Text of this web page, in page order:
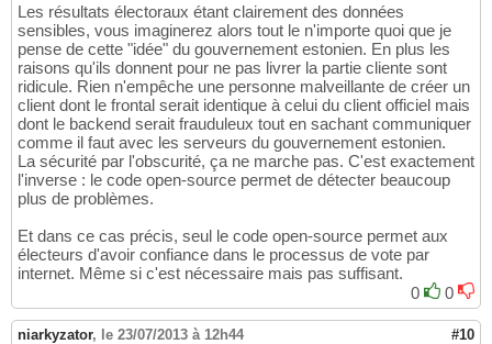
Les résultats électoraux étant clairement des données
sensibles, vous imaginerez alors tout le n'importe quoi que je
pense de cette "idée" du gouvernement estonien. En plus les
raisons qu'ils donnent pour ne pas livrer la partie cliente sont
ridicule. Rien n'empêche une personne malveillante de créer un
client dont le frontal serait identique à celui du client officiel mais
dont le backend serait frauduleux tout en sachant communiquer
comme il faut avec les serveurs du gouvernement estonien.
La sécurité par l'obscurité, ça ne marche pas. C'est exactement
l'inverse : le code open-source permet de détecter beaucoup
plus de problèmes.
Et dans ce cas précis, seul le code open-source permet aux
électeurs d'avoir confiance dans le processus de vote par
internet. Même si c'est nécessaire mais pas suffisant.
0
0
niarkyzator, le 23/07/2013 à 12h44 #10